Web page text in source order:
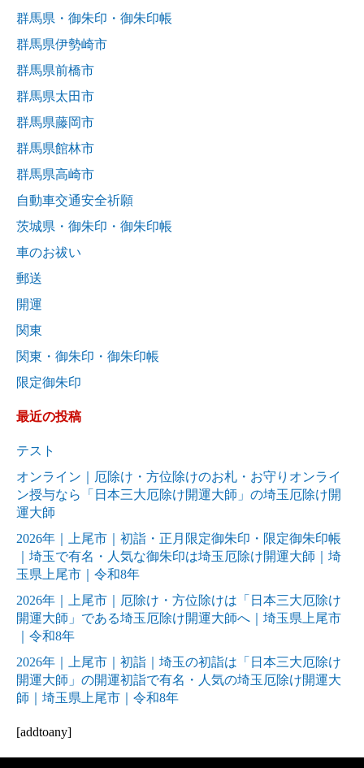
群馬県・御朱印・御朱印帳
群馬県伊勢崎市
群馬県前橋市
群馬県太田市
群馬県藤岡市
群馬県館林市
群馬県高崎市
自動車交通安全祈願
茨城県・御朱印・御朱印帳
車のお祓い
郵送
開運
関東
関東・御朱印・御朱印帳
限定御朱印
最近の投稿
テスト
オンライン｜厄除け・方位除けのお札・お守りオンライ
ン授与なら「日本三大厄除け開運大師」の埼玉厄除け開
運大師
2026年｜上尾市｜初詣・正月限定御朱印・限定御朱印帳
｜埼玉で有名・人気な御朱印は埼玉厄除け開運大師｜埼
玉県上尾市｜令和8年
2026年｜上尾市｜厄除け・方位除けは「日本三大厄除け
開運大師」である埼玉厄除け開運大師へ｜埼玉県上尾市
｜令和8年
2026年｜上尾市｜初詣｜埼玉の初詣は「日本三大厄除け
開運大師」の開運初詣で有名・人気の埼玉厄除け開運大
師｜埼玉県上尾市｜令和8年
[addtoany]